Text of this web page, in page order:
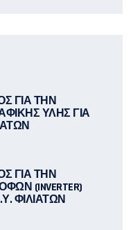
ΓΙΑ ΤΗΝ
ΥΛΗΣ ΓΙΑ
ΓΙΑ ΤΗΝ
(INVERTER)
ΦΙΛΙΑΤΩΝ